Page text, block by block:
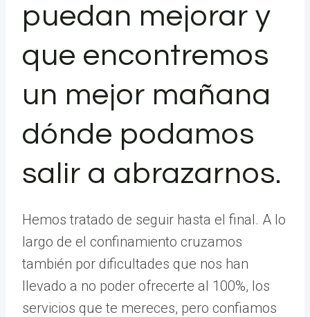
puedan mejorar y
que encontremos
un mejor mañana
dónde podamos
salir a abrazarnos.
Hemos tratado de seguir hasta el final. A lo
largo de el confinamiento cruzamos
también por dificultades que nos han
llevado a no poder ofrecerte al 100%, los
servicios que te mereces, pero confiamos